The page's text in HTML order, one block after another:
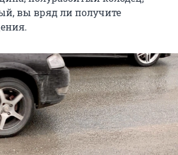
вы вряд ли получите